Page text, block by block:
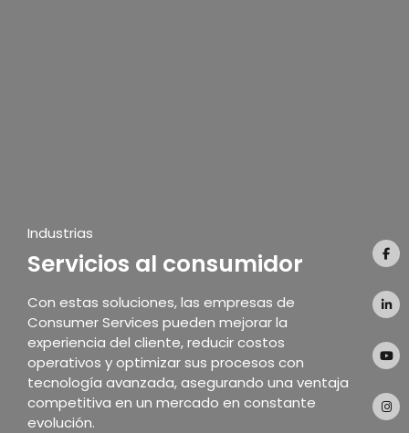
Industrias
Servicios al consumidor
Con estas soluciones, las empresas de
Consumer Services pueden mejorar la
experiencia del cliente, reducir costos
operativos y optimizar sus procesos con
tecnología avanzada, asegurando una ventaja
competitiva en un mercado en constante
evolución.